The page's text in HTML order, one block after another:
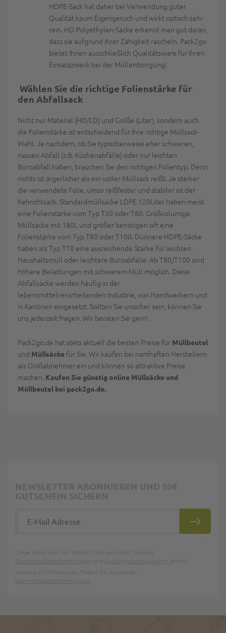
HDPE-Sack hat daher bei Verwendung guter
Qualität kaum Eigengeruch und wirkt optisch sehr
rein. HD Polyethylen-Säcke erkennt man gut daran,
dass sie aufgrund ihrer Zähigkeit rascheln. Pack2go
bietet Ihnen ausschließlich Qualitätsware für Ihren
Einsatzzweck bei der Müllentsorgung!
Wählen Sie die richtige Folienstärke für
den Abfallsack
Nicht nur Material (HD/LD) und Größe (Liter), sondern auch
die Folienstärke ist entscheidend für Ihre richtige Müllsack-
Wahl. Je nachdem, ob Sie typischerweise eher schweren,
nassen Abfall (z.B. Küchenabfälle) oder nur leichten
Büroabfall haben, brauchen Sie den richtigen Folientyp. Denn
nichts ist ärgerlicher als ein voller Müllsack reißt. Je stärker
die verwendete Folie, umso reißfester und stabiler ist der
Kehrichtsack. Standardmüllsäcke LDPE 120Liter haben meist
eine Folienstärke vom Typ T50 oder T60. Großvolumige
Müllsäcke mit 180L und größer benötigen oft eine
Folienstärke vom Typ T80 oder T100. Dünnere HDPE-Säcke
haben als Typ T10 eine ausreichende Stärke für leichten
Haushaltsmüll oder leichtere Büroabfälle. Ab T80/T100 sind
höhere Belastungen mit schwerem Müll möglich. Diese
Abfallsäcke werden häufig in der
lebensmittelverarbeitenden Industrie, von Handwerkern und
in Kantinen eingesetzt. Sollten Sie unsicher sein, können Sie
uns jederzeit fragen. Wir beraten Sie gern!
Pack2go.de hat stets aktuell die besten Preise für Müllbeutel
und Müllsäcke für Sie. Wir kaufen bei namhaften Herstellern
als Großabnehmer ein und können so attraktive Preise
machen. Kaufen Sie günstig online Müllsäcke und
Müllbeutel bei pack2go.de.